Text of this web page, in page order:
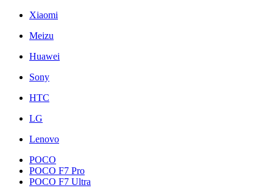
Xiaomi
Meizu
Huawei
Sony
HTC
LG
Lenovo
POCO
POCO F7 Pro
POCO F7 Ultra